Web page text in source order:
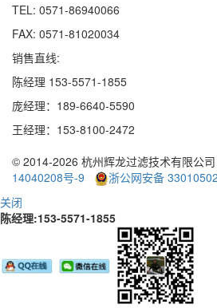
TEL: 0571-86940066
FAX: 0571-81020034
销售直线:
陈经理 153-5571-1855
庞经理：189-6640-5590
王经理：153-8100-2472
© 2014-2026 杭州辉龙过滤技术有限公
14040208号-9
浙公网安备
关闭
陈经理:153-5571-1855